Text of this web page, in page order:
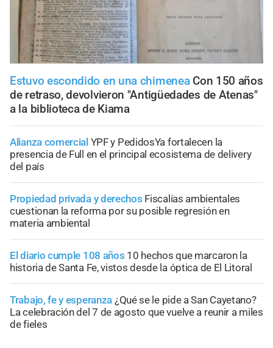
Estuvo escondido en una chimenea Con 150 años
de retraso, devolvieron "Antigüedades de Atenas"
a la biblioteca de Kiama
Alianza comercial YPF y PedidosYa fortalecen la
presencia de Full en el principal ecosistema de delivery
del país
Propiedad privada y derechos Fiscalías ambientales
cuestionan la reforma por su posible regresión en
materia ambiental
El diario cumple 108 años 10 hechos que marcaron la
historia de Santa Fe, vistos desde la óptica de El Litoral
Trabajo, fe y esperanza ¿Qué se le pide a San Cayetano?
La celebración del 7 de agosto que vuelve a reunir a miles
de fieles